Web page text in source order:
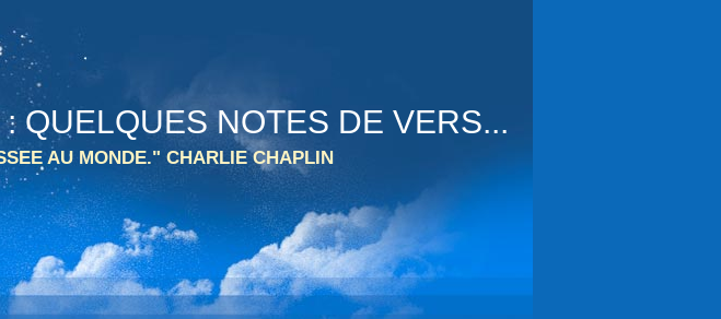
QUELQUES NOTES DE VERS...
AU MONDE." CHARLIE CHAPLIN